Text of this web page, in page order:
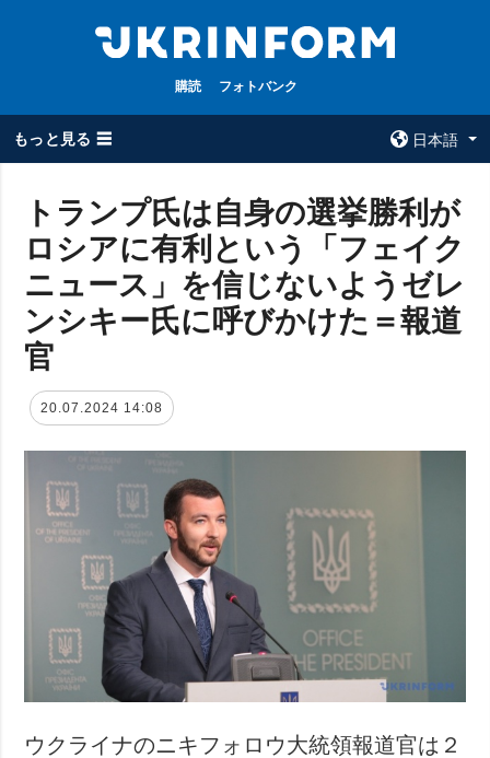
購読 フォトバンク
もっと見る ☰
日本語
全てのトピック
戦争
被占領地
防衛
社会・文化
スポーツ
犯罪
事故・緊急事態
ウクルインフォ
ルム
ウクルインフォル
ムについて
追加
特集
インタビュー
写真
動画
サービス
購読
フォトバンク
トランプ氏は自身の選挙勝利が
ロシアに有利という「フェイク
ニュース」を信じないようゼレ
ンシキー氏に呼びかけた＝報道
官
20.07.2024 14:08
ウクライナのニキフォロウ大統領報道官は２